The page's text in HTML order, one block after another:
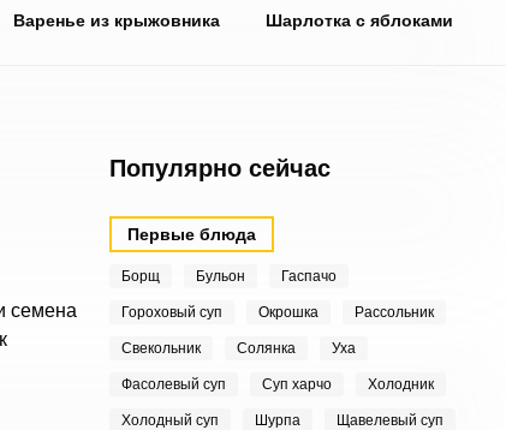
Варенье из крыжовника Шарлотка с яблоками
семена
Популярно сейчас
Первые блюда
Борщ Бульон Гаспачо
Гороховый суп Окрошка Рассольник
Свекольник Солянка Уха
Фасолевый суп Суп харчо Холодник
Холодный суп Шурпа Щавелевый суп